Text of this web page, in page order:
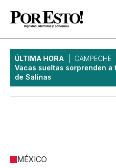
ÚLTIMA HORA
CAMPECHE
Vacas sueltas sorprenden a
de Salinas
MÉXICO